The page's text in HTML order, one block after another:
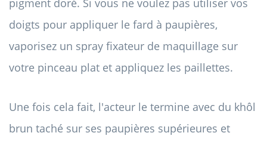
pigment doré. Si vous ne voulez pas utiliser vos
doigts pour appliquer le fard à paupières,
vaporisez un spray fixateur de maquillage sur
votre pinceau plat et appliquez les paillettes.
Une fois cela fait, l'acteur le termine avec du khôl
brun taché sur ses paupières supérieures et